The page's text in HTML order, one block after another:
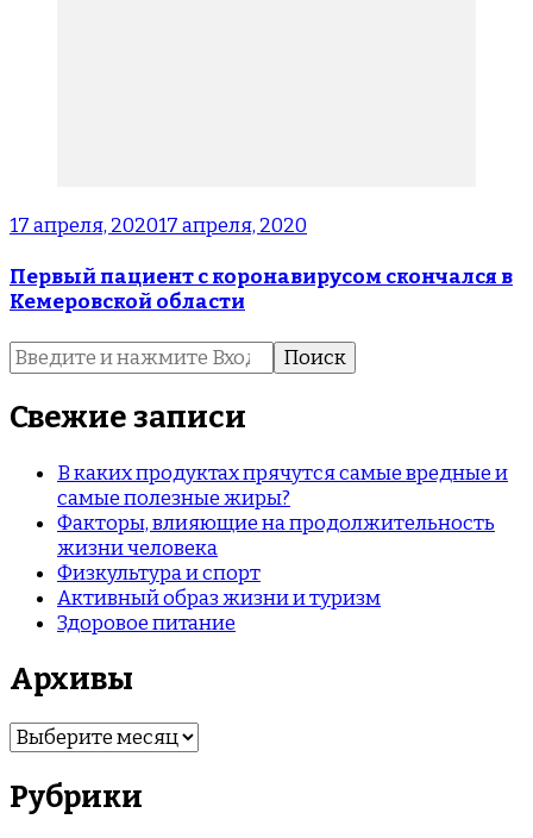
17 апреля, 202017 апреля, 2020
Первый пациент с коронавирусом скончался в
Кемеровской области
Найти:
Свежие записи
В каких продуктах прячутся самые вредные и
самые полезные жиры?
Факторы, влияющие на продолжительность
жизни человека
Физкультура и спорт
Активный образ жизни и туризм
Здоровое питание
Архивы
Архивы
Рубрики